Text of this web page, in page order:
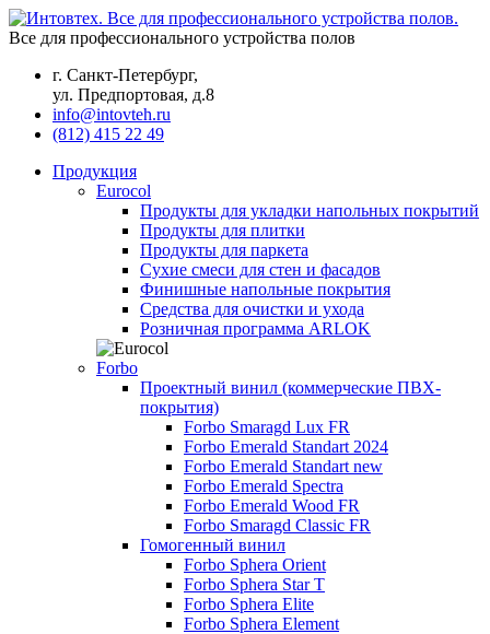
Все для профессионального устройства полов
г. Санкт-Петербург,
ул. Предпортовая, д.8
info@intovteh.ru
(812) 415 22 49
Продукция
Eurocol
Продукты для укладки напольных покрытий
Продукты для плитки
Продукты для паркета
Сухие смеси для стен и фасадов
Финишные напольные покрытия
Средства для очистки и ухода
Розничная программа ARLOK
Forbo
Проектный винил (коммерческие ПВХ-
покрытия)
Forbo Smaragd Lux FR
Forbo Emerald Standart 2024
Forbo Emerald Standart new
Forbo Emerald Spectra
Forbo Emerald Wood FR
Forbo Smaragd Classic FR
Гомогенный винил
Forbo Sphera Orient
Forbo Sphera Star T
Forbo Sphera Elite
Forbo Sphera Element